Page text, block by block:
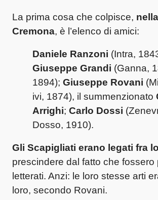
La prima cosa che colpisce,
Cremona, è l’elenco di amici:
Daniele Ranzoni (Intra,
Giuseppe Grandi (Ganna,
1894); Giuseppe Rovani
ivi, 1874), il summenzionato
Arrighi; Carlo Dossi
Dosso, 1910).
Gli Scapigliati erano legati fra
prescindere dal fatto che fossero
letterati. Anzi: le loro stesse arti
loro, secondo Rovani.